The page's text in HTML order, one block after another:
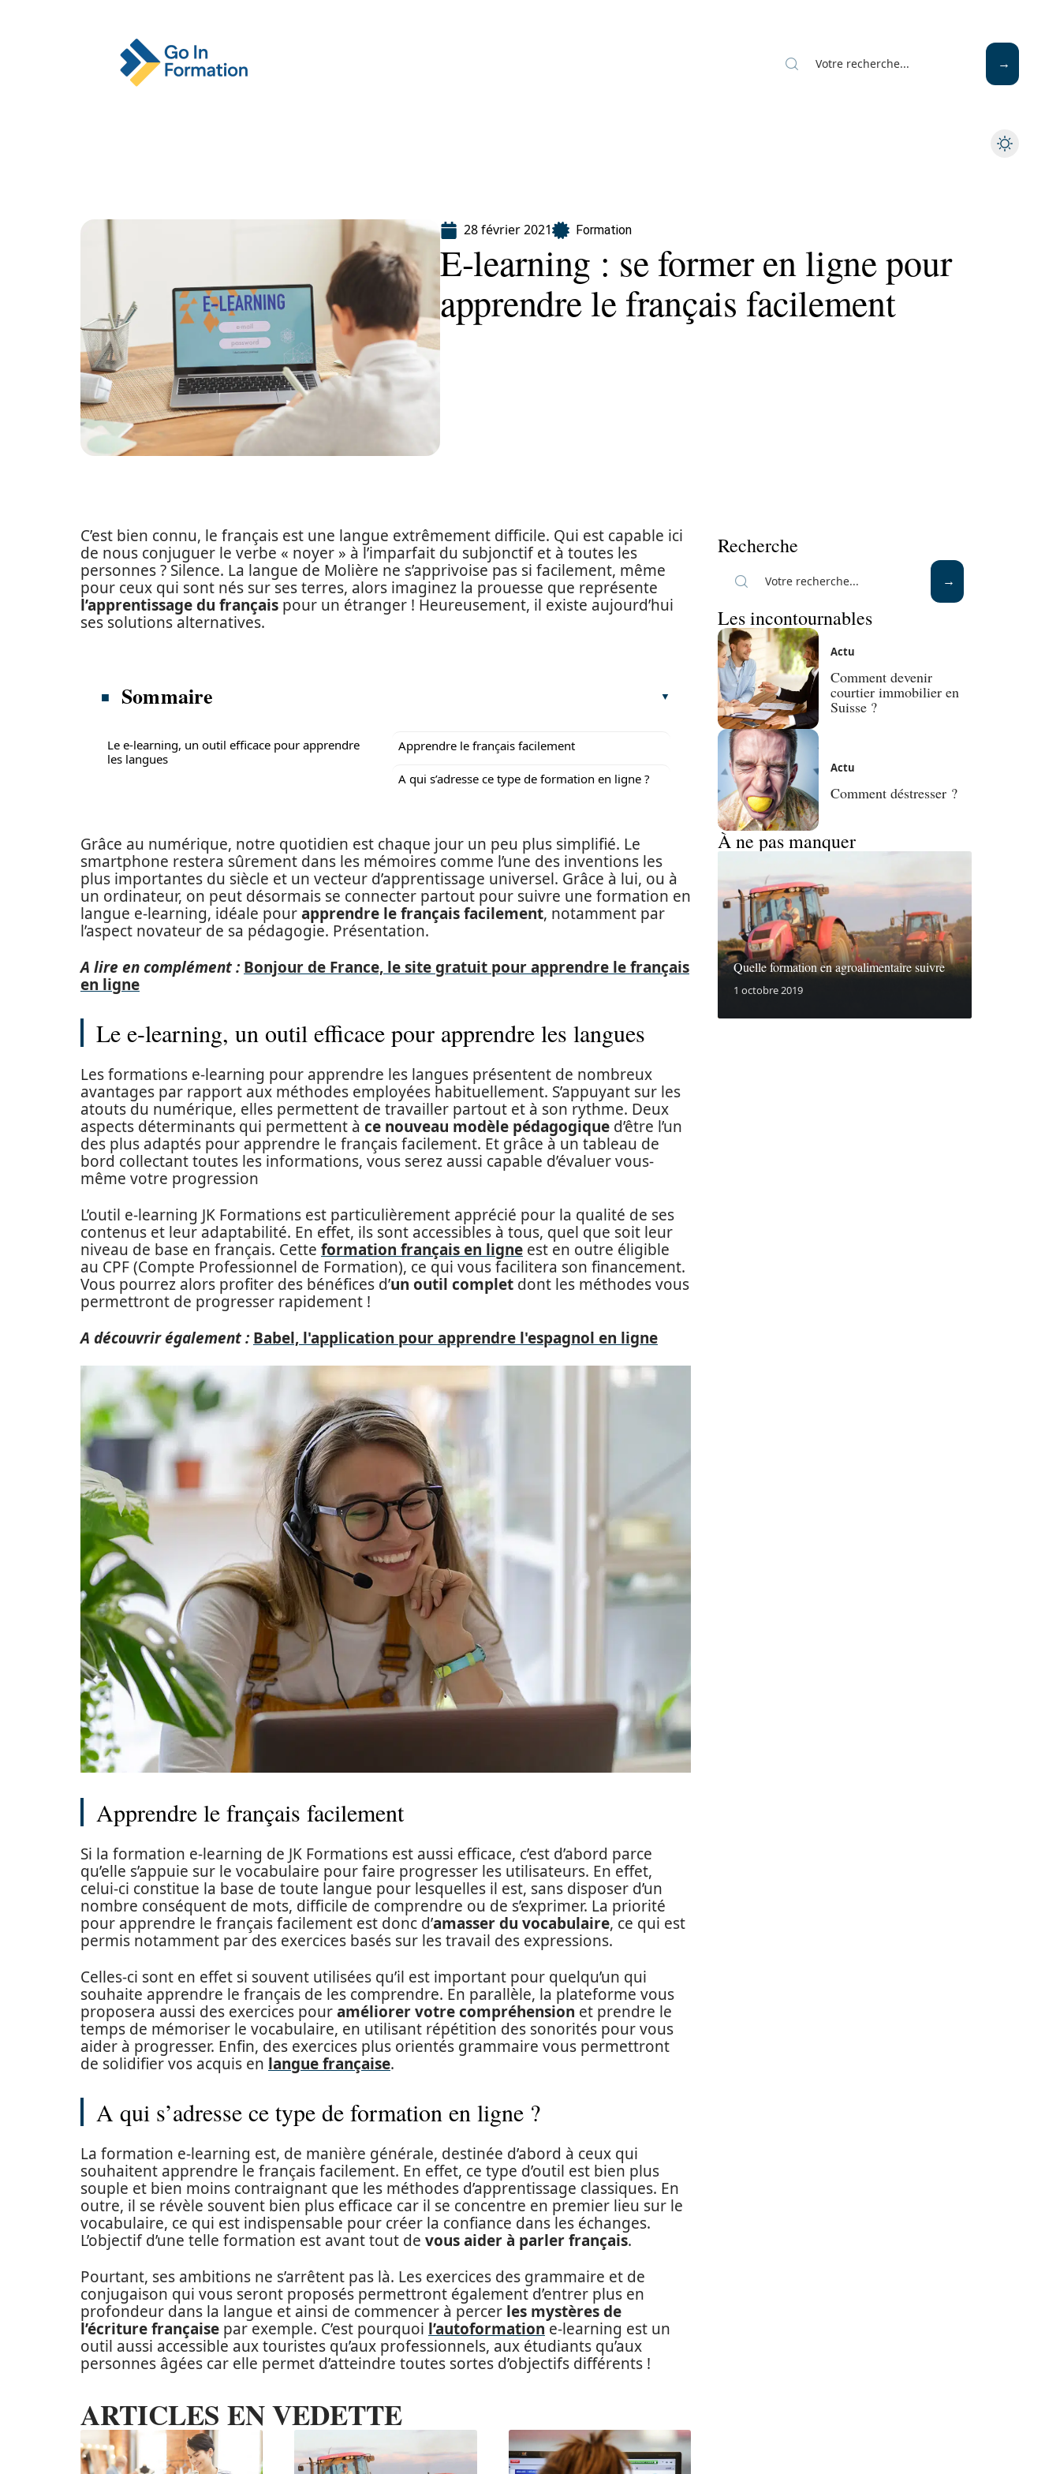
28 février 2021 Formation
E-learning : se former en ligne pour
apprendre le français facilement
C’est bien connu, le français est une langue extrêmement difficile. Qui est capable ici
de nous conjuguer le verbe « noyer » à l’imparfait du subjonctif et à toutes les
personnes ? Silence. La langue de Molière ne s’apprivoise pas si facilement, même
pour ceux qui sont nés sur ses terres, alors imaginez la prouesse que représente
l’apprentissage du français pour un étranger ! Heureusement, il existe aujourd’hui
ses solutions alternatives.
Sommaire
Le e-learning, un outil efficace pour apprendre
les langues
Apprendre le français facilement
A qui s’adresse ce type de formation en ligne ?
Grâce au numérique, notre quotidien est chaque jour un peu plus simplifié. Le
smartphone restera sûrement dans les mémoires comme l’une des inventions les
plus importantes du siècle et un vecteur d’apprentissage universel. Grâce à lui, ou à
un ordinateur, on peut désormais se connecter partout pour suivre une formation en
langue e-learning, idéale pourapprendre le français facilement, notamment par
l’aspect novateur de sa pédagogie. Présentation.
A lire en complément : Bonjour de France, le site gratuit pour apprendre le français
en ligne
Le e-learning, un outil efficace pour apprendre les langues
Les formations e-learning pour apprendre les langues présentent de nombreux
avantages par rapport aux méthodes employées habituellement. S’appuyant sur les
atouts du numérique, elles permettent de travailler partout et à son rythme. Deux
aspects déterminants qui permettent à ce nouveau modèle pédagogique d’être l’un
des plus adaptés pour apprendre le français facilement. Et grâce à un tableau de
bord collectant toutes les informations, vous serez aussi capable d’évaluer vous-
même votre progression
L’outil e-learning JK Formations est particulièrement apprécié pour la qualité de ses
contenus et leur adaptabilité. En effet, ils sont accessibles à tous, quel que soit leur
niveau de base en français. Cette formation français en ligne est en outre éligible
au CPF (Compte Professionnel de Formation), ce qui vous facilitera son financement.
Vous pourrez alors profiter des bénéfices d’un outil complet dont les méthodes vous
permettront de progresser rapidement !
A découvrir également : Babel, l'application pour apprendre l'espagnol en ligne
Apprendre le français facilement
Si la formation e-learning de JK Formations est aussi efficace, c’est d’abord parce
qu’elle s’appuie sur le vocabulaire pour faire progresser les utilisateurs. En effet,
celui-ci constitue la base de toute langue pour lesquelles il est, sans disposer d’un
nombre conséquent de mots, difficile de comprendre ou de s’exprimer. La priorité
pour apprendre le français facilement est donc d’amasser du vocabulaire, ce qui est
permis notamment par des exercices basés sur les travail des expressions.
Celles-ci sont en effet si souvent utilisées qu’il est important pour quelqu’un qui
souhaite apprendre le français de les comprendre. En parallèle, la plateforme vous
proposera aussi des exercices pouraméliorer votre compréhension et prendre le
temps de mémoriser le vocabulaire, en utilisant répétition des sonorités pour vous
aider à progresser. Enfin, des exercices plus orientés grammaire vous permettront
de solidifier vos acquis en langue française.
A qui s’adresse ce type de formation en ligne ?
La formation e-learning est, de manière générale, destinée d’abord à ceux qui
souhaitent apprendre le français facilement. En effet, ce type d’outil est bien plus
souple et bien moins contraignant que les méthodes d’apprentissage classiques. En
outre, il se révèle souvent bien plus efficace car il se concentre en premier lieu sur le
vocabulaire, ce qui est indispensable pour créer la confiance dans les échanges.
L’objectif d’une telle formation est avant tout de vous aider à parler français.
Pourtant, ses ambitions ne s’arrêtent pas là. Les exercices des grammaire et de
conjugaison qui vous seront proposés permettront également d’entrer plus en
profondeur dans la langue et ainsi de commencer à percer les mystères de
l’écriture française par exemple. C’est pourquoi l’autoformation e-learning est un
outil aussi accessible aux touristes qu’aux professionnels, aux étudiants qu’aux
personnes âgées car elle permet d’atteindre toutes sortes d’objectifs différents !
ARTICLES EN VEDETTE
Recherche
Les incontournables
Actu
Comment devenir
courtier immobilier en
Suisse ?
Actu
Comment déstresser ?
À ne pas manquer
Quelle formation en agroalimentaire suivre
1 octobre 2019